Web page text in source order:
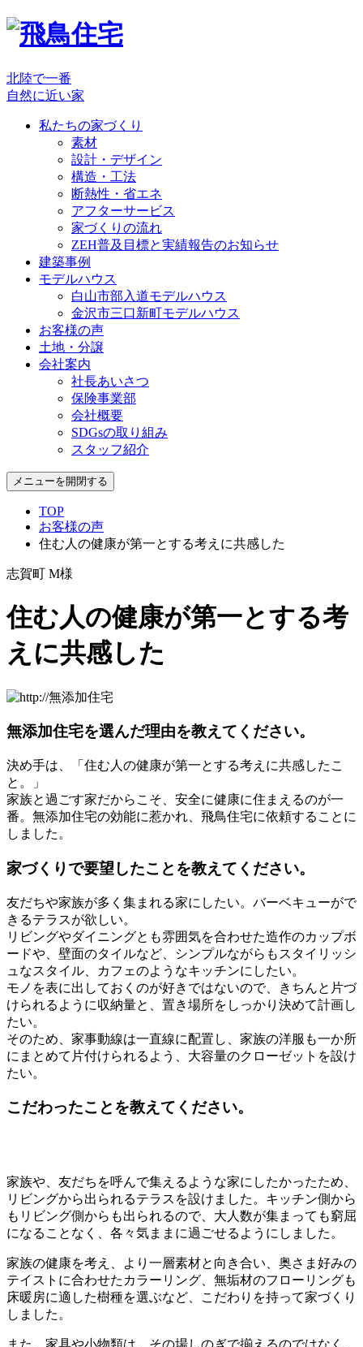
北陸で一番
自然に近い家
私たちの家づくり
素材
設計・デザイン
構造・工法
断熱性・省エネ
アフターサービス
家づくりの流れ
ZEH普及目標と実績報告のお知らせ
建築事例
モデルハウス
白山市部入道モデルハウス
金沢市三口新町モデルハウス
お客様の声
土地・分譲
会社案内
社長あいさつ
保険事業部
会社概要
SDGsの取り組み
スタッフ紹介
メニューを開閉する
TOP
お客様の声
住む人の健康が第一とする考えに共感した
志賀町 M様
住む人の健康が第一とする考
えに共感した
無添加住宅を選んだ理由を教えてください。
決め手は、「住む人の健康が第一とする考えに共感したこ
と。」
家族と過ごす家だからこそ、安全に健康に住まえるのが一
番。無添加住宅の効能に惹かれ、飛鳥住宅に依頼することに
しました。
家づくりで要望したことを教えてください。
友だちや家族が多く集まれる家にしたい。バーベキューがで
きるテラスが欲しい。
リビングやダイニングとも雰囲気を合わせた造作のカップボ
ードや、壁面のタイルなど、シンプルながらもスタイリッシ
ュなスタイル、カフェのようなキッチンにしたい。
モノを表に出しておくのが好きではないので、きちんと片づ
けられるように収納量と、置き場所をしっかり決めて計画し
たい。
そのため、家事動線は一直線に配置し、家族の洋服も一か所
にまとめて片付けられるよう、大容量のクローゼットを設け
たい。
こだわったことを教えてください。
家族や、友だちを呼んで集えるような家にしたかったため、
リビングから出られるテラスを設けました。キッチン側から
もリビング側からも出られるので、大人数が集まっても窮屈
になることなく、各々気ままに過ごせるようにしました。
家族の健康を考え、より一層素材と向き合い、奥さま好みの
テイストに合わせたカラーリング、無垢材のフローリングも
床暖房に適した樹種を選ぶなど、こだわりを持って家づくり
しました。
また、家具や小物類は、その場しのぎで揃えるのではなく、